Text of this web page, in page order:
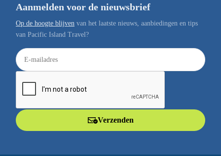
Aanmelden voor de nieuwsbrief
Op de hoogte blijven van het laatste nieuws, aanbiedingen en tips
van Pacific Island Travel?
E
-
a
Verzenden